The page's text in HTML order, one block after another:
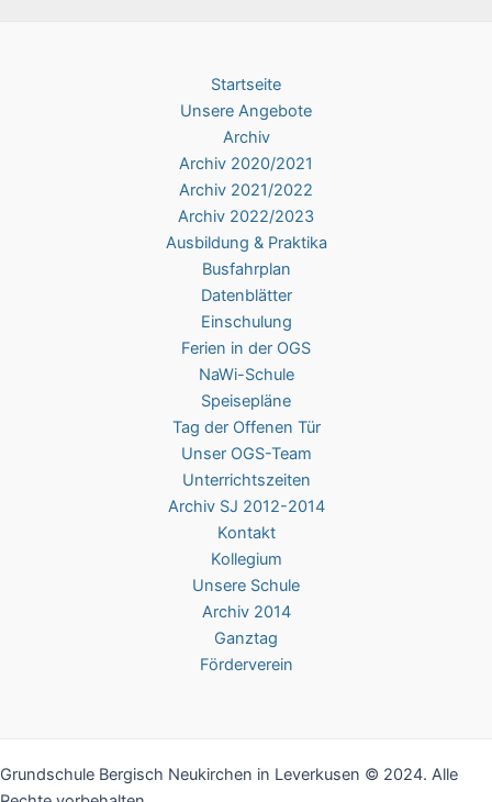
Startseite
Unsere Angebote
Archiv
Archiv 2020/2021
Archiv 2021/2022
Archiv 2022/2023
Ausbildung & Praktika
Busfahrplan
Datenblätter
Einschulung
Ferien in der OGS
NaWi-Schule
Speisepläne
Tag der Offenen Tür
Unser OGS-Team
Unterrichtszeiten
Archiv SJ 2012-2014
Kontakt
Kollegium
Unsere Schule
Archiv 2014
Ganztag
Förderverein
Grundschule Bergisch Neukirchen in Leverkusen © 2024. Alle